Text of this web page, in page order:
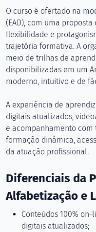
O curso é ofertado na
(EAD), com uma
flexibilidade e
trajetória formativa. A
meio de trilhas de
disponibilizadas em um
moderno, intuitivo e de
A experiência de
digitais atualizados,
e acompanhamento
formação dinâmica,
da atuação profissional.
Diferenciais da
Alfabetização e
Conteúdos 100%
digitais atualizados;